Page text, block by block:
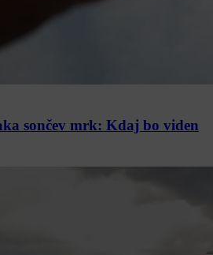
sončev mrk: Kdaj bo viden